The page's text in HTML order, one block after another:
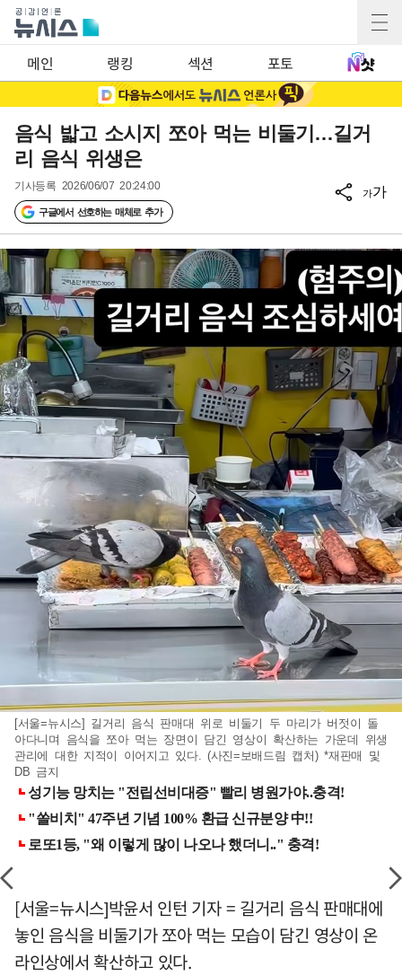
메인 랭킹 섹션 포토
음식 밟고 소시지 쪼아 먹는 비둘기…길거
리 음식 위생은
기사등록 2026/06/07 20:24:00
구글에서 선호하는 매체로 추가
가가
[서울=뉴시스] 길거리 음식 판매대 위로 비둘기 두 마리가 버젓이 돌
아다니며 음식을 쪼아 먹는 장면이 담긴 영상이 확산하는 가운데 위생
관리에 대한 지적이 이어지고 있다. (사진=보배드림 캡처) *재판매 및
DB 금지
[서울=뉴시스]박윤서 인턴 기자 = 길거리 음식 판매대에
놓인 음식을 비둘기가 쪼아 먹는 모습이 담긴 영상이 온
라인상에서 확산하고 있다.